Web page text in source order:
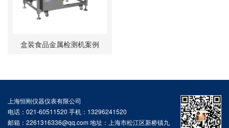
盒装食品金属检测机案例
上海恒刚仪器仪表有限公司
电话：021-60511520 手机：13296241520
邮箱：2261316336@qq.com 地址：上海市松江区新桥镇九